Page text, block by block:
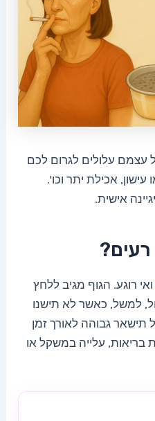
עצמם עלולים לגרום לכם
אכילת יתר וכו'.
אישית.
רעים?
רוגע. הגוף מגיב ללחץ
למשל, כאשר לא תישנו
תישאר גבוהה לאורך זמן
בריאות, עלייה במשקל או